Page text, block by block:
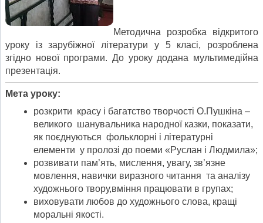
Методична розробка відкритого
уроку із зарубіжної літератури у 5 класі, розроблена
згідно нової програми. До уроку додана мультимедійна
презентація.
Мета уроку:
розкрити красу і багатство творчості О.Пушкіна –
великого шанувальника народної казки, показати,
як поєднуються фольклорні і літературні
елементи у пролозі до поеми «Руслан і Людмила»;
розвивати пам’ять, мислення, увагу, зв’язне
мовлення, навички виразного читання та аналізу
художнього твору,вміння працювати в групах;
виховувати любов до художнього слова, кращі
моральні якості.